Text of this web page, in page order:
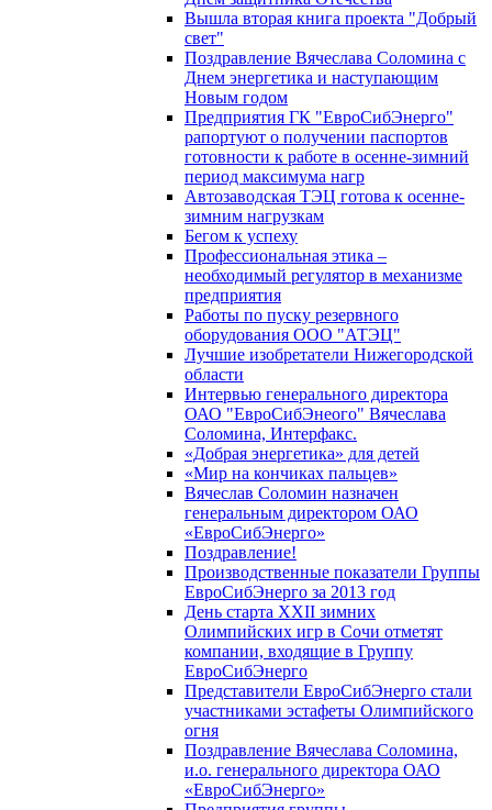
Вышла вторая книга проекта "Добрый
свет"
Поздравление Вячеслава Соломина с
Днем энергетика и наступающим
Новым годом
Предприятия ГК "ЕвроСибЭнерго"
рапортуют о получении паспортов
готовности к работе в осенне-зимний
период максимума нагр
Автозаводская ТЭЦ готова к осенне-
зимним нагрузкам
Бегом к успеху
Профессиональная этика –
необходимый регулятор в механизме
предприятия
Работы по пуску резервного
оборудования ООО "АТЭЦ"
Лучшие изобретатели Нижегородской
области
Интервью генерального директора
ОАО "ЕвроСибЭнеого" Вячеслава
Соломина, Интерфакс.
«Добрая энергетика» для детей
«Мир на кончиках пальцев»
Вячеслав Соломин назначен
генеральным директором ОАО
«ЕвроСибЭнерго»
Поздравление!
Производственные показатели Группы
ЕвроСибЭнерго за 2013 год
День старта XXII зимних
Олимпийских игр в Сочи отметят
компании, входящие в Группу
ЕвроСибЭнерго
Представители ЕвроСибЭнерго стали
участниками эстафеты Олимпийского
огня
Поздравление Вячеслава Соломина,
и.о. генерального директора ОАО
«ЕвроСибЭнерго»